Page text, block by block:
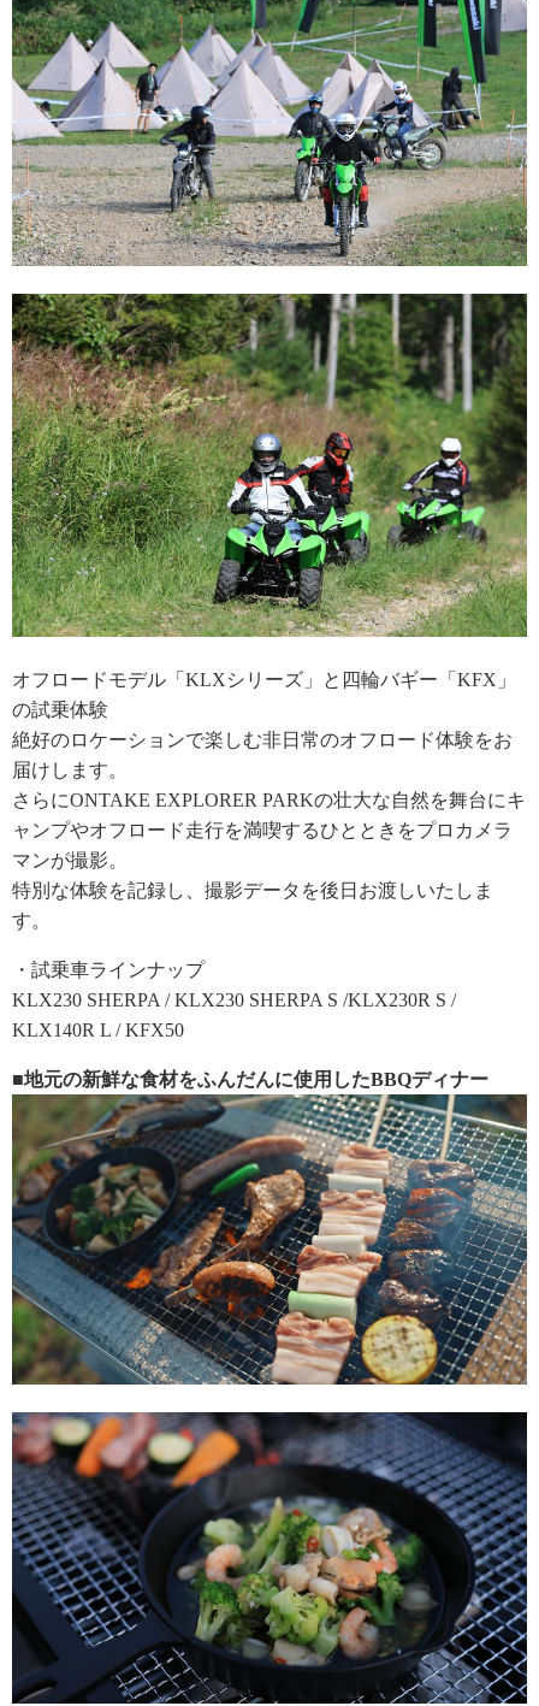
オフロードモデル「KLXシリーズ」と四輪バギー「KFX」
の試乗体験
絶好のロケーションで楽しむ非日常のオフロード体験をお
届けします。
さらにONTAKE EXPLORER PARKの壮大な自然を舞台にキ
ャンプやオフロード走行を満喫するひとときをプロカメラ
マンが撮影。
特別な体験を記録し、撮影データを後日お渡しいたしま
す。
・試乗車ラインナップ
KLX230 SHERPA / KLX230 SHERPA S /KLX230R S /
KLX140R L / KFX50
■地元の新鮮な食材をふんだんに使用したBBQディナー